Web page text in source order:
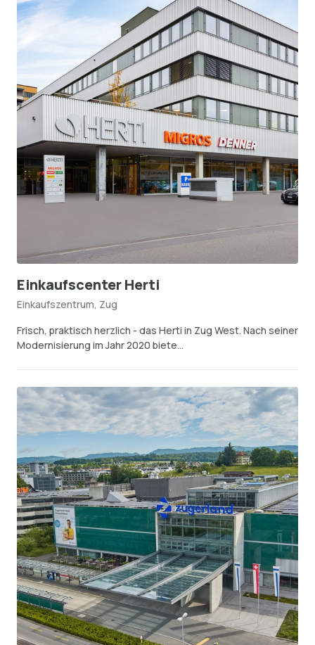
Einkaufscenter Herti
Einkaufszentrum, Zug
Frisch, praktisch herzlich - das Herti in Zug West. Nach seiner
Modernisierung im Jahr 2020 biete...